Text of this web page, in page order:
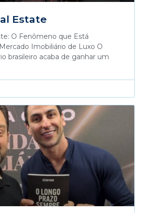
Estate
O Fenômeno que Está
Imobiliário de Luxo O
brasileiro acaba de ganhar um